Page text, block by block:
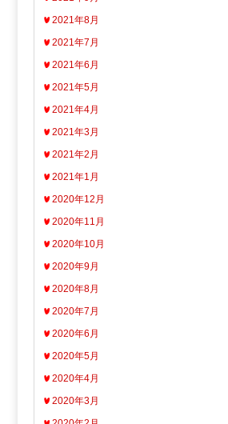
2021年8月
2021年7月
2021年6月
2021年5月
2021年4月
2021年3月
2021年2月
2021年1月
2020年12月
2020年11月
2020年10月
2020年9月
2020年8月
2020年7月
2020年6月
2020年5月
2020年4月
2020年3月